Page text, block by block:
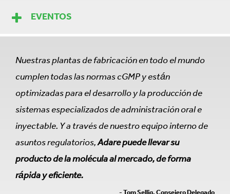
EVENTOS
Nuestras plantas de fabricación en todo el mundo
cumplen todas las normas cGMP y están
optimizadas para el desarrollo y la producción de
sistemas especializados de administración oral e
inyectable. Y a través de nuestro equipo interno de
asuntos regulatorios,Adare puede llevar su
producto de la molécula al mercado, de forma
rápida y eficiente.
- Tom Sellig, Consejero Delegado